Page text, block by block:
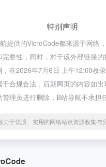
特别声明
提供的VicroCode都来源于网络
完整性，同时，对于该外部链接
，在2026年7月6日 上午12:00收
于合规合法，后期网页的内容如
理员进行删除，B站导航不承担
力于优质、实用的网络站点资源收集与